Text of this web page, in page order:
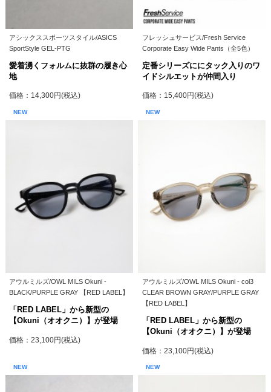
アシックススポーツスタイル/ASICS
SportStyle GEL-PTG
愛着湧くフォルムに抜群の履き心
地
価格：14,300円(税込)
フレッシュサービス/Fresh Service
Corporate Easy Wide Pants（全5色）
定番シリーズににタック入りのワ
イドシルエットが仲間入り
価格：15,400円(税込)
NEW
アウルミルズ/OWL MILS Okuni -
BLACK/PURPLE GRAY 【RED LABEL】
「RED LABEL」から新型の
【Okuni（オオクニ）】が登場
価格：23,100円(税込)
NEW
アウルミルズ/OWL MILS Okuni - col3
CLEAR BROWN GRAY/PURPLE GRAY
【RED LABEL】
「RED LABEL」から新型の
【Okuni（オオクニ）】が登場
価格：23,100円(税込)
NEW NEW